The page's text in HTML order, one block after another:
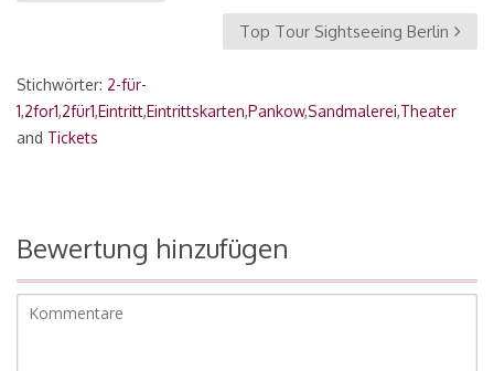
Top Tour Sightseeing Berlin
Stichwörter: 2-für-
1,2for1,2für1,Eintritt,Eintrittskarten,Pankow,Sandmalerei,Theater
and Tickets
Bewertung hinzufügen